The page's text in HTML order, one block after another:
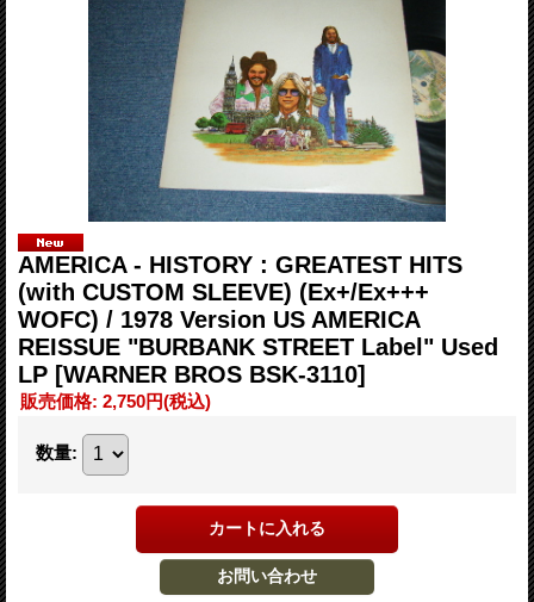
AMERICA - HISTORY : GREATEST HITS
(with CUSTOM SLEEVE) (Ex+/Ex+++
WOFC) / 1978 Version US AMERICA
REISSUE "BURBANK STREET Label" Used
LP [WARNER BROS BSK-3110]
販売価格: 2,750円(税込)
数量: